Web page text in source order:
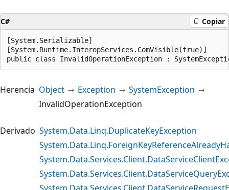
C# Copiar
[System.Serializable]
[System.Runtime.InteropServices.ComVisible(true)]
public class InvalidOperationException :
Herencia Object Exception
SystemException
InvalidOperationException
Derivado System.Data.Linq.DuplicateKeyException